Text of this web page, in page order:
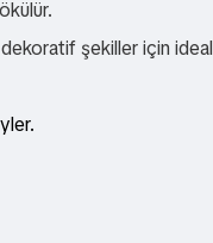
şekiller için ideal